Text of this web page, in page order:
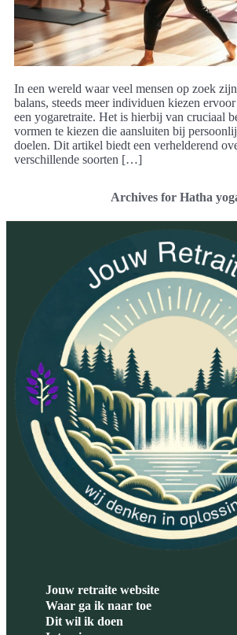
In een wereld waar veel mensen op zoek
balans, steeds meer individuen kiezen
een yogaretraite. Het is hierbij van cruciaal
vormen te kiezen die aansluiten bij
doelen. Dit artikel biedt een verhelderend
verschillende soorten […]
Archives for Hatha
Jouw retraite website
Waar ga ik naar toe
Dit wil ik doen